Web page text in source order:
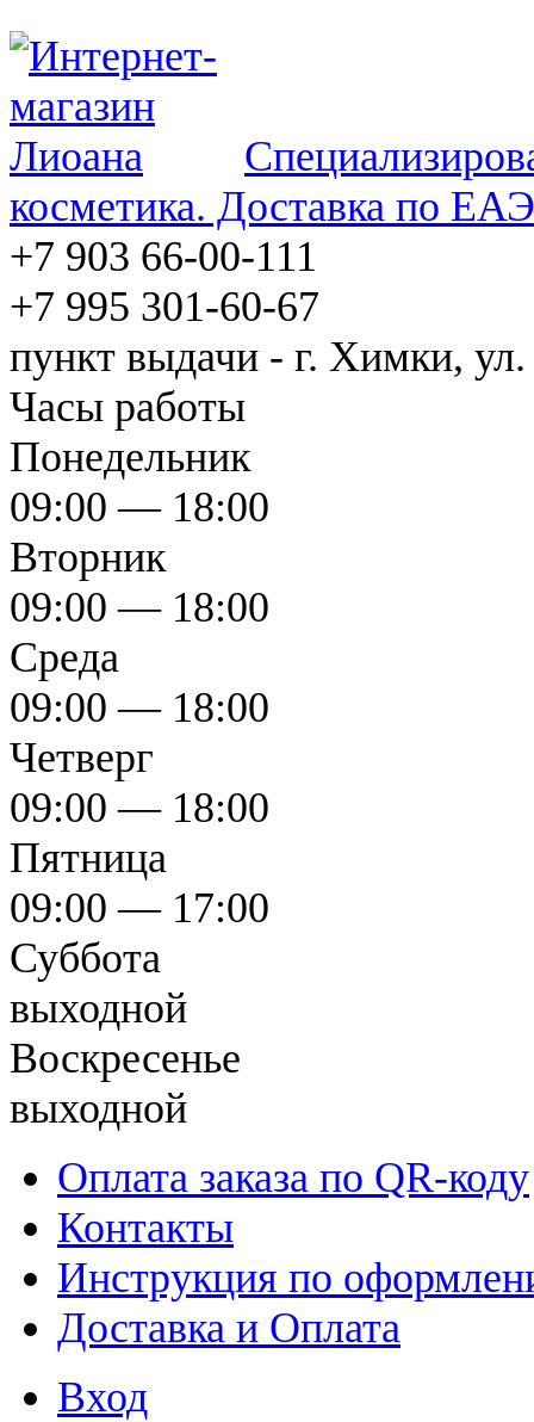
косметика. Доставка по
+7 903 66-00-111
+7 995 301-60-67
пункт выдачи - г. Химки, ул.
Часы работы
Понедельник
09:00 — 18:00
Вторник
09:00 — 18:00
Среда
09:00 — 18:00
Четверг
09:00 — 18:00
Пятница
09:00 — 17:00
Суббота
выходной
Воскресенье
выходной
Оплата заказа по QR-коду
Контакты
Инструкция по
Доставка и Оплата
Вход